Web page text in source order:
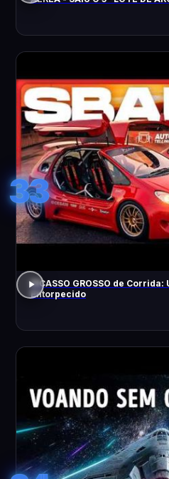
33
PICASSO GROSSO de
Entorpecido